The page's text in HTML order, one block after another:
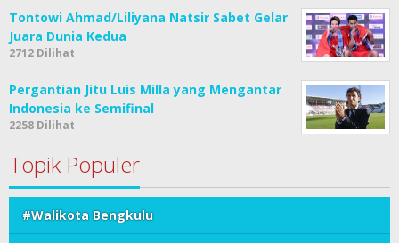
Tontowi Ahmad/Liliyana Natsir Sabet Gelar
Juara Dunia Kedua
2712 Dilihat
Pergantian Jitu Luis Milla yang Mengantar
Indonesia ke Semifinal
2258 Dilihat
Topik Populer
#Walikota Bengkulu